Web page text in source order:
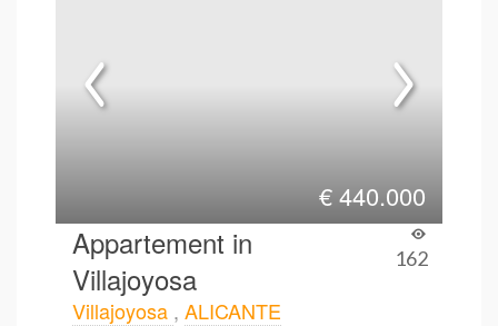
€440.000
Appartement in
Villajoyosa
162
Villajoyosa , ALICANTE